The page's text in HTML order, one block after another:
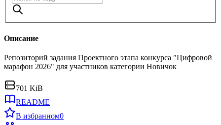
Описание
Репозиторий задания Проектного этапа конкурса "Цифровой
марафон 2026" для участников категории Новичок
701 KiB
README
В избранном0